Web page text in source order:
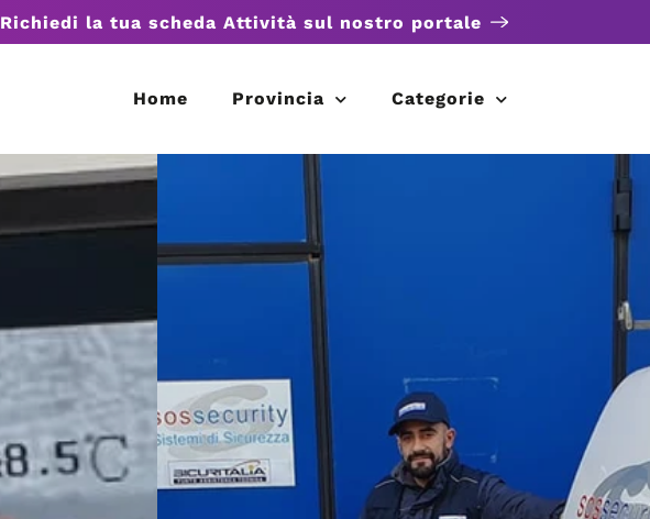
Richiedi la tua scheda Attività sul nostro portale
Home Provincia Categorie